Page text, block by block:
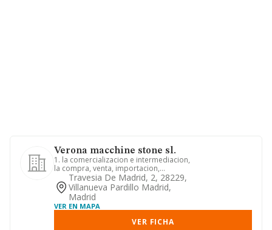
Verona macchine stone sl.
1. la comercializacion e intermediacion,
la compra, venta, importacion,
exportacion, reparacion y m...
Travesia De Madrid, 2, 28229,
Villanueva Pardillo Madrid,
Madrid
VER EN MAPA
VER FICHA